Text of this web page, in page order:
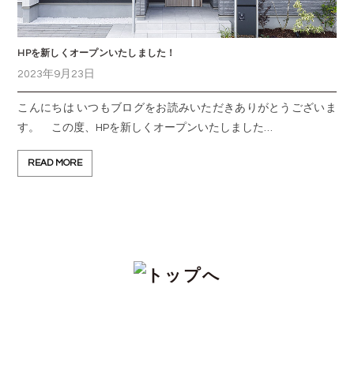
HPを新しくオープンいたしました！
2023年9月23日
こんにちは いつもブログをお読みいただきありがとうございま
す。 この度、HPを新しくオープンいたしました…
READ MORE